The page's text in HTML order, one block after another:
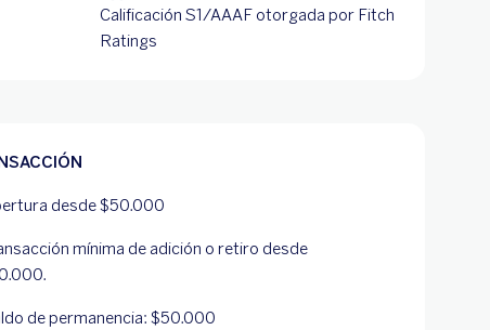
Calificación S1/AAAF otorgada por Fitch
Ratings
desde $50.000
mínima de adición o retiro desde
de permanencia: $50.000